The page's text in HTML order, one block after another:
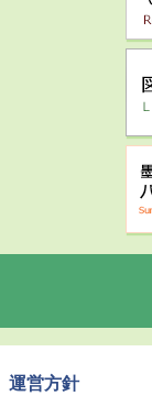
運営方針